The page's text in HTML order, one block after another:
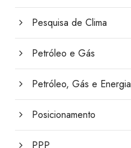
Pesquisa de Clima
Petróleo e Gás
Petróleo, Gás e Energia
Posicionamento